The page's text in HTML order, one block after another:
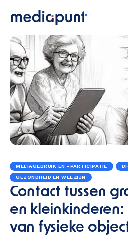
MEDIAGEBRUIK EN -PARTICIPATIE
GEZONDHEID EN WELZIJN
Contact tussen
en
van fysieke